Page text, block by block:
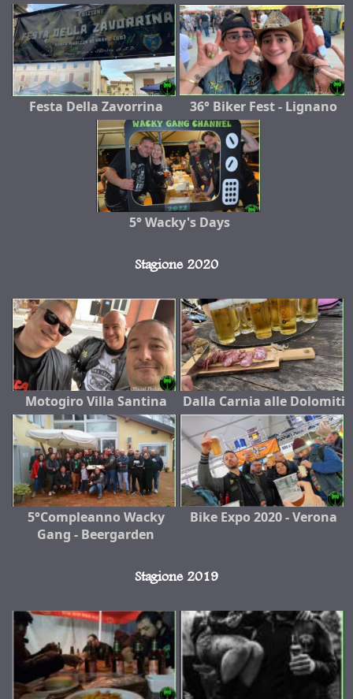
Festa Della Zavorrina 36° Biker Fest - Lignano
5° Wacky's Days
Stagione 2020
Motogiro Villa Santina Dalla Carnia alle Dolomiti
5°Compleanno Wacky
Gang - Beergarden
Bike Expo 2020 - Verona
Stagione 2019